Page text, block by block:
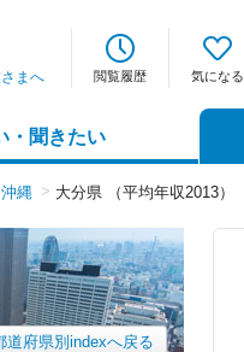
閲覧履歴 気になる
まへ
・聞きたい
縄 大分県 （平均年収2013）
道府県別indexへ戻る